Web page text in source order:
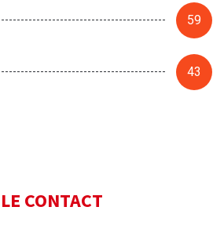
59
43
CONTACT